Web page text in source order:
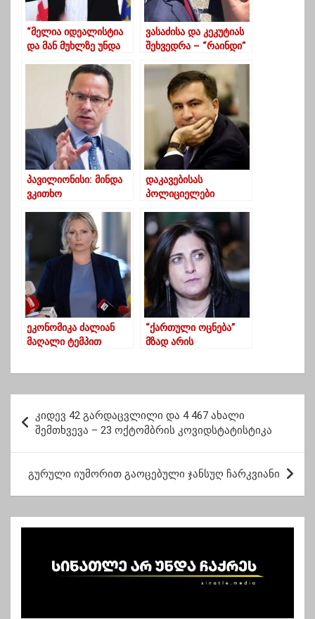
“მელია იდეალისტია
და მან მუხლზე უნდა
“ქოცური”
სამართალი”
ვასაძისა და კეკუტიას
შეხვედრა – “რაინდი”
პავილიონისი: მინდა
ვკითხო
მთავრობას, რომელ
გზას ირჩევენ –
დასავლეთის თუ
რუსეთის
დაკავებისას
პოლიციელები
მეპყრობოდნენ,
მოახლოებასაც ვერ
ბედავდნენ, მერე
„სელფის“ გადაღება
დაიწყეს – ჰაერზე არ
გავდივარ, რადგან არ
მინდა გისოსებიდან
ცის ყურება-
სააკაშვილი
ეკონომიკა ძალიან
მაღალი ტემპით
“ქართული ოცნება”
მზად არის
ო
ს
ი
ს
კიდევ 42 გარდაცვლილი და 4 467 ახალი
შემთხვევა – 23 ოქტომბრის კოვიდსტატისტიკა
გურული იუმორით გაოცებული ჯანსუღ ჩარკვიანი